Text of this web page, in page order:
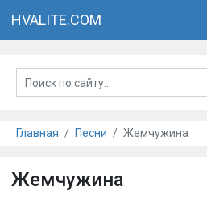
HVALITE.COM
Главная Песни Жемчужина
Жемчужина